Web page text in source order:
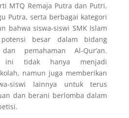
MTQ Remaja Putra dan Putri,
Putra, serta berbagai kategori
bahwa siswa-siswi SMK Islam
besar dalam bidang
pemahaman Al-Qur’an.
ini tidak hanya menjadi
namun juga memberikan
siswi lainnya untuk terus
dan berani berlomba dalam